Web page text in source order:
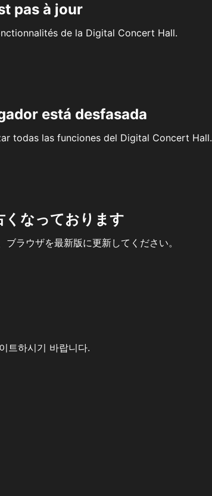
pas à jour
de la Digital Concert Hall.
está desfasada
todas las funciones del Digital Concert Hall.
くなっております
ラウザを最新版に更新してください。
트하시기 바랍니다.